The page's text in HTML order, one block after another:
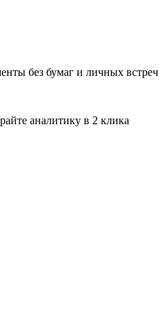
без бумаг и личных встреч
аналитику в 2 клика